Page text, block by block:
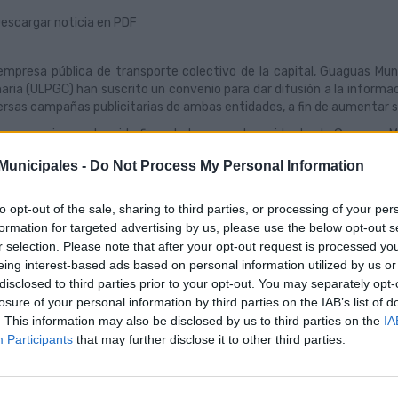
- Do Not Process My Personal Information
opt-out of the sale, sharing to third parties, or processing of your
for targeted advertising by us, please use the below opt-out
selection. Please note that after your opt-out request is processed
interest-based ads based on personal information utilized by us
to third parties prior to your opt-out. You may separately
of your personal information by third parties on the IAB’s list of
This information may also be disclosed by us to third parties on the
Participants that may further disclose it to other third parties.
noticia en PDF
pública de transporte colectivo de la capital, Guaguas
(ULPGC) han suscrito un convenio para dar difusión a la
campañas publicitarias de ambas entidades, a fin de aumentar
convenio, que ha sido firmado hoy por el presidente de Guaguas
y el rector de la ULPGC, Lluis Serra Majem, tiene su origen
incluía en logo de Guaguas Municipales en las carpetas
la situación post-pandemia, en la que ya no se distribuyen
establecer una nueva colaboración, al objeto de impulsar
universitaria y la formación continuada, acercando la
así como facilitar a la comunidad universitaria
de esta forma el uso del transporte público de pasajeros en la
se incluirá información de Guaguas Municipales en la página web
llegar’ y ‘Transporte adaptado’–, en el Canal ‘Informa ULPGC’,
en la ‘Guía de Acceso ULPGC’ –, en el Tour ULPGC virtual
sociales, en y en acciones promocionales en actos de acogida
se propiciará la participación de Guaguas Municipales en un
de Desarrollo Sostenible organizado por la Universidad.